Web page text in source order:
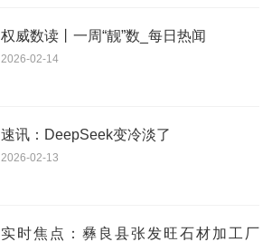
权威数读丨一周“靓”数_每日热闻
2026-02-14
速讯：DeepSeek变冷淡了
2026-02-13
实时焦点：彝良县张发旺石材加工厂